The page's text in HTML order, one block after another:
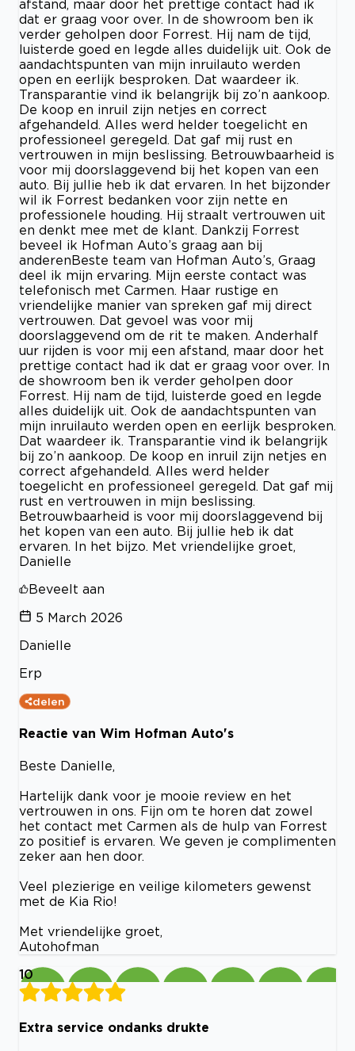
afstand, maar door het prettige contact had ik
dat er graag voor over. In de showroom ben ik
verder geholpen door Forrest. Hij nam de tijd,
luisterde goed en legde alles duidelijk uit. Ook de
aandachtspunten van mijn inruilauto werden
open en eerlijk besproken. Dat waardeer ik.
Transparantie vind ik belangrijk bij zo’n aankoop.
De koop en inruil zijn netjes en correct
afgehandeld. Alles werd helder toegelicht en
professioneel geregeld. Dat gaf mij rust en
vertrouwen in mijn beslissing. Betrouwbaarheid is
voor mij doorslaggevend bij het kopen van een
auto. Bij jullie heb ik dat ervaren. In het bijzonder
wil ik Forrest bedanken voor zijn nette en
professionele houding. Hij straalt vertrouwen uit
en denkt mee met de klant. Dankzij Forrest
beveel ik Hofman Auto’s graag aan bij
anderenBeste team van Hofman Auto’s, Graag
deel ik mijn ervaring. Mijn eerste contact was
telefonisch met Carmen. Haar rustige en
vriendelijke manier van spreken gaf mij direct
vertrouwen. Dat gevoel was voor mij
doorslaggevend om de rit te maken. Anderhalf
uur rijden is voor mij een afstand, maar door het
prettige contact had ik dat er graag voor over. In
de showroom ben ik verder geholpen door
Forrest. Hij nam de tijd, luisterde goed en legde
alles duidelijk uit. Ook de aandachtspunten van
mijn inruilauto werden open en eerlijk besproken.
Dat waardeer ik. Transparantie vind ik belangrijk
bij zo’n aankoop. De koop en inruil zijn netjes en
correct afgehandeld. Alles werd helder
toegelicht en professioneel geregeld. Dat gaf mij
rust en vertrouwen in mijn beslissing.
Betrouwbaarheid is voor mij doorslaggevend bij
het kopen van een auto. Bij jullie heb ik dat
ervaren. In het bijzo. Met vriendelijke groet,
Danielle
Beveelt aan
5 March 2026
Danielle
Erp
delen
Reactie van Wim Hofman Auto's
Beste Danielle,
Hartelijk dank voor je mooie review en het
vertrouwen in ons. Fijn om te horen dat zowel
het contact met Carmen als de hulp van Forrest
zo positief is ervaren. We geven je complimenten
zeker aan hen door.
Veel plezierige en veilige kilometers gewenst
met de Kia Rio!
Met vriendelijke groet,
Autohofman
10
Extra service ondanks drukte